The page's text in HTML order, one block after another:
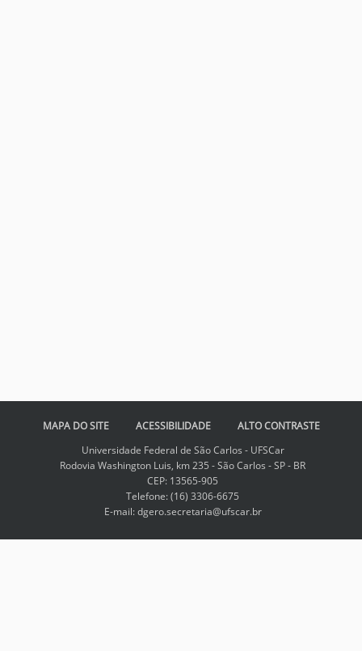
MAPA DO SITE ACESSIBILIDADE
ALTO CONTRASTE
Universidade Federal de São Carlos - UFSCar
Rodovia Washington Luis, km 235 - São Carlos - SP - BR
CEP: 13565-905
Telefone: (16) 3306-6675
E-mail: dgero.secretaria@ufscar.br